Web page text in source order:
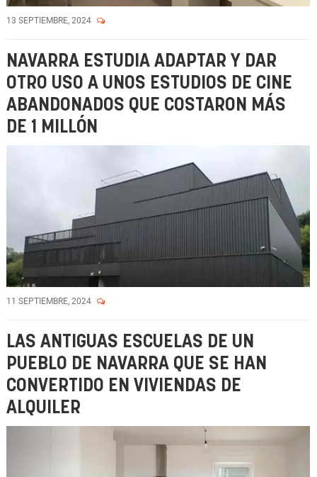
13 SEPTIEMBRE, 2024
NAVARRA ESTUDIA ADAPTAR Y DAR
OTRO USO A UNOS ESTUDIOS DE CINE
ABANDONADOS QUE COSTARON MÁS
DE 1 MILLÓN
11 SEPTIEMBRE, 2024
LAS ANTIGUAS ESCUELAS DE UN
PUEBLO DE NAVARRA QUE SE HAN
CONVERTIDO EN VIVIENDAS DE
ALQUILER